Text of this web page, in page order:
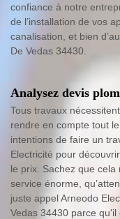
confiance à notre
de l’installation de vos
canalisation, et bien
De Vedas 34430.
Analysez devis
Tous travaux
rendre en compte tout
intentions de faire un
Electricité pour
le prix. Sachez que
service énorme,
juste appel Arneodo
Vedas 34430 parce